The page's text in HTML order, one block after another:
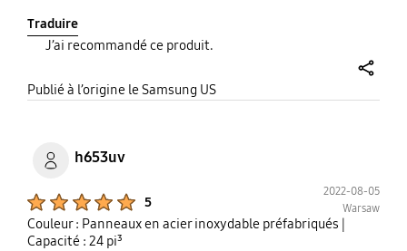
is quite nice to have. The water pitcher fills up fast
with cold water, along with 2 different sizes of ice
prefer simple and durable product for the
consider higher range of this fridge. If you are
considering this fridge, go for it. You will be
satisfied for your investmemt.
Traduire
J’ai recommandé ce produit.
Publié à l’origine le Samsung US
h653uv
5
2022-08-05
Warsaw
Couleur : Panneaux en acier inoxydable préfabriqués |
Capacité : 24 pi³